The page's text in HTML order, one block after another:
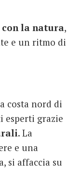
la natura,
e un ritmo di
costa nord di
esperti grazie
. La
e una
si affaccia su